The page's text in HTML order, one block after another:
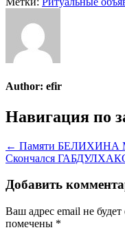
Author: efir
Навигация по
← Памяти БЕЛИХИНА
Скончался
Добавить
Ваш адрес email не
помечены *